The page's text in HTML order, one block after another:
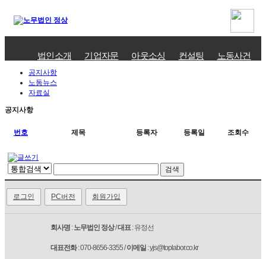
법인소개 기업자문 아웃소싱 컨설팅 노동사건
공지사항
노동뉴스
자료실
공지사항
번호 제목 등록자 등록일 조회수
로그인 PC버전 회원가입
회사명 :노무법인 정상/대표: 유정선
대표전화: 070-8656-3355 /이메일 : yjs@toplabor.co.kr